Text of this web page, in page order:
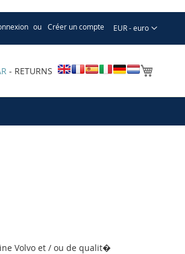
Devise
EUR - euro
Créer un compte
- RETURNS
Volvo et / ou de qualit�